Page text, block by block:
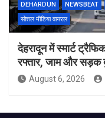
DEHARDUN NEWSBEAT
सोशल मीडिया वायरल
देहरादून में स्मार्ट
रफ्तार, जाम और सड़क
August 6, 2026